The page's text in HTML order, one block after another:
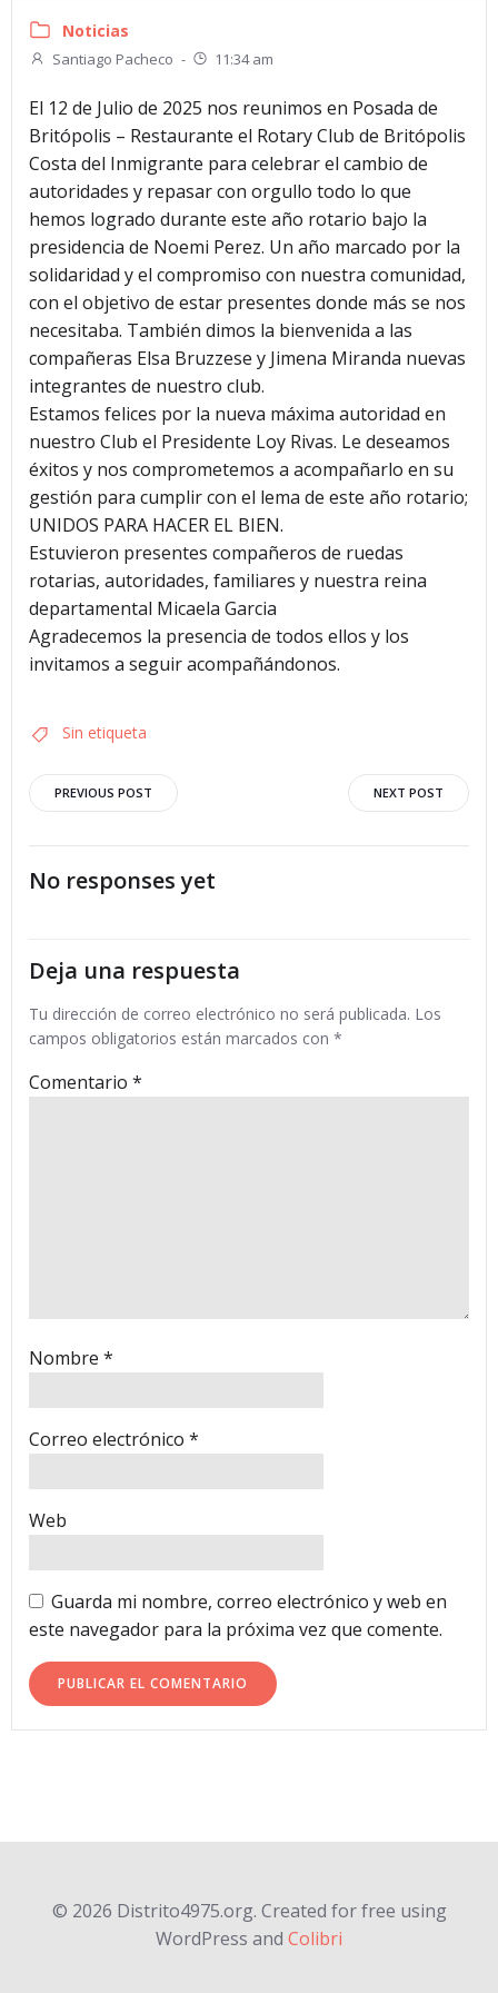
Noticias
Santiago Pacheco - 11:34 am
El 12 de Julio de 2025 nos reunimos en Posada de
Britópolis – Restaurante el Rotary Club de Britópolis
Costa del Inmigrante para celebrar el cambio de
autoridades y repasar con orgullo todo lo que
hemos logrado durante este año rotario bajo la
presidencia de Noemi Perez. Un año marcado por la
solidaridad y el compromiso con nuestra comunidad,
con el objetivo de estar presentes donde más se nos
necesitaba. También dimos la bienvenida a las
compañeras Elsa Bruzzese y Jimena Miranda nuevas
integrantes de nuestro club.
Estamos felices por la nueva máxima autoridad en
nuestro Club el Presidente Loy Rivas. Le deseamos
éxitos y nos comprometemos a acompañarlo en su
gestión para cumplir con el lema de este año rotario;
UNIDOS PARA HACER EL BIEN.
Estuvieron presentes compañeros de ruedas
rotarias, autoridades, familiares y nuestra reina
departamental Micaela Garcia
Agradecemos la presencia de todos ellos y los
invitamos a seguir acompañándonos.
Sin etiqueta
Navegación
por
las
entradas
PREVIOUS POST
Navegación
por
NEXT POST
No responses yet
Deja una respuesta
Tu dirección de correo electrónico no será publicada. Los
campos obligatorios están marcados con *
Comentario *
Nombre *
Correo electrónico *
Web
Guarda mi nombre, correo electrónico y web en
este navegador para la próxima vez que comente.
© 2026 Distrito4975.org. Created for free using
WordPress and Colibri